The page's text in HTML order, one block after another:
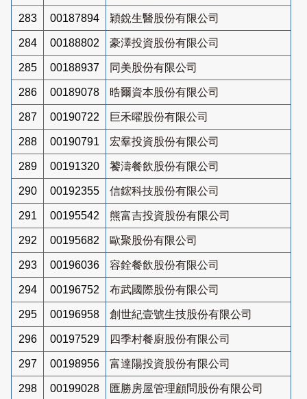
283 00187894 穎銳生醫股份有限公司
284 00188802 豪澤投資股份有限公司
285 00188937 同美股份有限公司
286 00189078 晧爾資本股份有限公司
287 00190722 巨禾曜股份有限公司
288 00190791 宏羣投資股份有限公司
289 00191320 饕濤餐飲股份有限公司
290 00192355 信鋐科技股份有限公司
291 00195542 熊富吉投資股份有限公司
292 00195682 歐聚股份有限公司
293 00196036 容銓餐飲股份有限公司
294 00196752 布武國際股份有限公司
295 00196958 創世紀壹號生技股份有限公司
296 00197529 四季村餐廚股份有限公司
297 00198956 富達陽投資股份有限公司
298 00199028 匯勝房屋管理顧問股份有限公司